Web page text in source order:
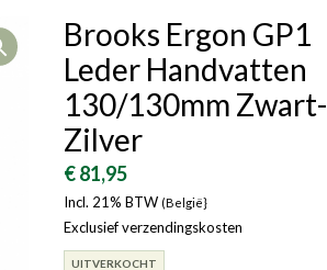
Slovenië Italië
Denemarken Finland
Bulgarije
Open
Brooks Ergon GP1
Leder Handvatten
130/130mm Zwart-
Zilver
€ 81,95
Incl. 21% BTW (België}
Exclusief verzendingskosten
UITVERKOCHT